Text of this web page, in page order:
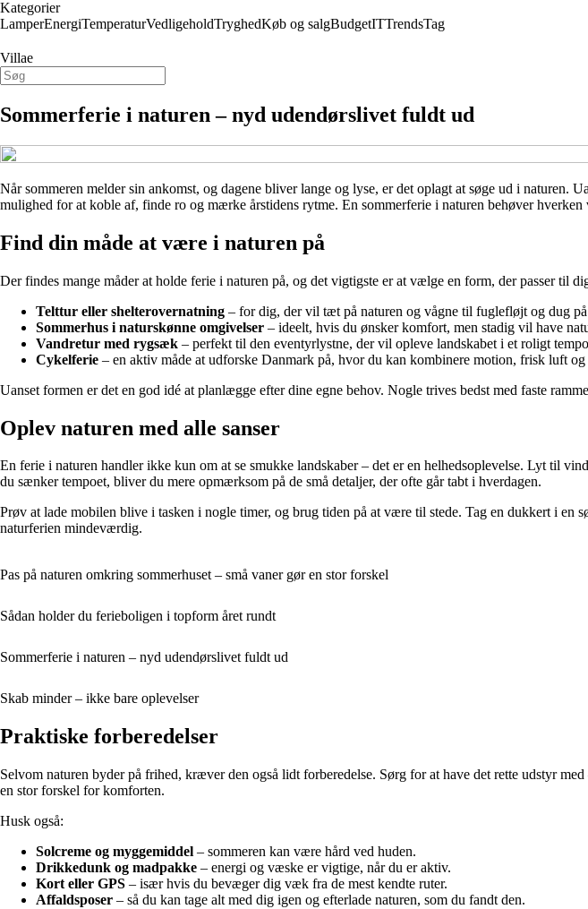
Kategorier
LamperEnergiTemperaturVedligeholdTryghedKøb og salgBudgetITTrendsTag
Villae
Sommerferie i naturen – nyd udendørslivet fuldt ud
Når sommeren melder sin ankomst, og dagene bliver lange og lyse, er det oplagt at søge ud i
mulighed for at koble af, finde ro og mærke årstidens rytme. En sommerferie i naturen behøver
Find din måde at være i naturen på
Der findes mange måder at holde ferie i naturen på, og det vigtigste er at vælge en form, der passer til
Telttur eller shelterovernatning – for dig, der vil tæt på naturen og vågne til fuglefløjt og dug
Sommerhus i naturskønne omgivelser – ideelt, hvis du ønsker komfort, men stadig vil have
Vandretur med rygsæk – perfekt til den eventyrlystne, der vil opleve landskabet i et roligt
Cykelferie – en aktiv måde at udforske Danmark på, hvor du kan kombinere motion, frisk luft og
Uanset formen er det en god idé at planlægge efter dine egne behov. Nogle trives bedst med faste
Oplev naturen med alle sanser
En ferie i naturen handler ikke kun om at se smukke landskaber – det er en helhedsoplevelse. Lyt til
du sænker tempoet, bliver du mere opmærksom på de små detaljer, der ofte går tabt i hverdagen.
Prøv at lade mobilen blive i tasken i nogle timer, og brug tiden på at være til stede. Tag en dukkert i
naturferien mindeværdig.
Pas på naturen omkring sommerhuset – små vaner gør en stor forskel
Sådan holder du ferieboligen i topform året rundt
Sommerferie i naturen – nyd udendørslivet fuldt ud
Skab minder – ikke bare oplevelser
Praktiske forberedelser
Selvom naturen byder på frihed, kræver den også lidt forberedelse. Sørg for at have det rette udstyr
en stor forskel for komforten.
Husk også:
Solcreme og myggemiddel – sommeren kan være hård ved huden.
Drikkedunk og madpakke – energi og væske er vigtige, når du er aktiv.
Kort eller GPS – især hvis du bevæger dig væk fra de mest kendte ruter.
Affaldsposer – så du kan tage alt med dig igen og efterlade naturen, som du fandt den.